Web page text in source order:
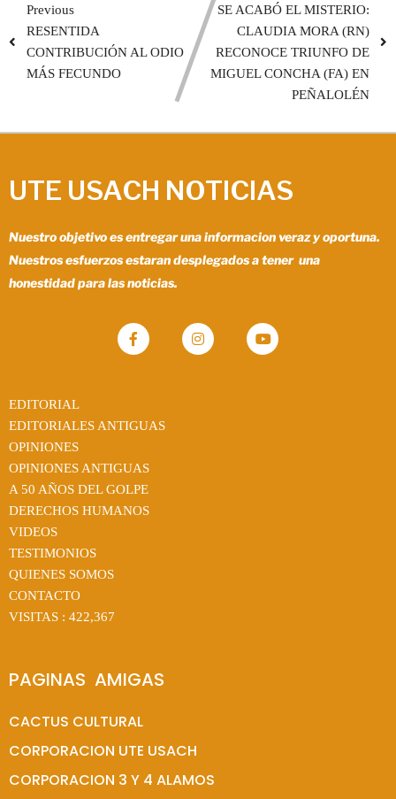
Previous
RESENTIDA
CONTRIBUCIÓN AL ODIO
MÁS FECUNDO
SE ACABÓ EL MISTERIO:
CLAUDIA MORA (RN)
RECONOCE TRIUNFO DE
MIGUEL CONCHA (FA) EN
PEÑALOLÉN
UTE USACH NOTICIAS
Nuestro objetivo es entregar una informacion veraz y oportuna.
Nuestros esfuerzos estaran desplegados a tener una
honestidad para las noticias.
EDITORIAL
EDITORIALES ANTIGUAS
OPINIONES
OPINIONES ANTIGUAS
A 50 AÑOS DEL GOLPE
DERECHOS HUMANOS
VIDEOS
TESTIMONIOS
QUIENES SOMOS
CONTACTO
VISITAS : 422,367
PAGINAS  AMIGAS
CACTUS CULTURAL
CORPORACION UTE USACH
CORPORACION 3 Y 4 ALAMOS